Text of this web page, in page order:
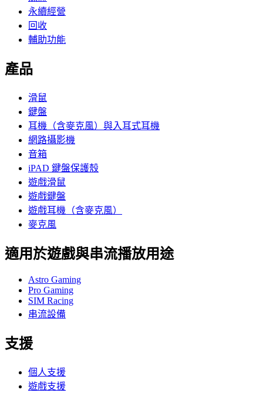
永續經營
回收
輔助功能
產品
滑鼠
鍵盤
耳機（含麥克風）與入耳式耳機
網路攝影機
音箱
iPAD 鍵盤保護殼
遊戲滑鼠
遊戲鍵盤
遊戲耳機（含麥克風）
麥克風
適用於遊戲與串流播放用途
Astro Gaming
Pro Gaming
SIM Racing
串流設備
支援
個人支援
遊戲支援